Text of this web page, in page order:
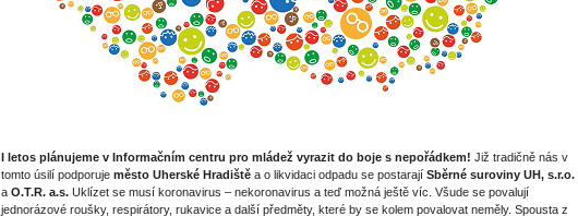
I letos plánujeme v Informačním centru pro mládež vyrazit do boje s nepořádkem! Již tradičně nás v
tomto úsilí podporuje město Uherské Hradiště a o likvidaci odpadu se postarají Sběrné suroviny UH, s.r.o.
a O.T.R. a.s. Uklízet se musí koronavirus – nekoronavirus a teď možná ještě víc. Všude se povalují
jednorázové roušky, respirátory, rukavice a další předměty, které by se kolem povalovat neměly. Spousta z